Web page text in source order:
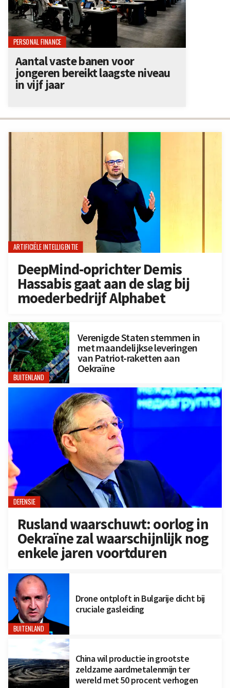
ARTIFICIËLE INTELLIGENTIE
DeepMind-oprichter Demis
Hassabis gaat aan de slag bij
moederbedrijf Alphabet
BUITENLAND
Verenigde Staten stemmen in
met maandelijkse leveringen
van Patriot-raketten aan
Oekraïne
DEFENSIE
Rusland waarschuwt: oorlog in
Oekraïne zal waarschijnlijk nog
enkele jaren voortduren
BUITENLAND
Drone ontploft in Bulgarije dicht bij
cruciale gasleiding
China wil productie in grootste
zeldzame aardmetalenmijn ter
wereld met 50 procent verhogen
PERSONAL FINANCE
Aantal vaste banen voor
jongeren bereikt laagste niveau
in vijf jaar